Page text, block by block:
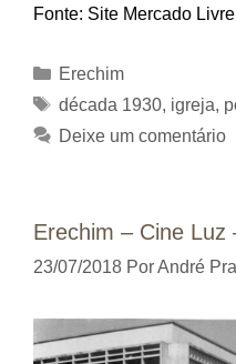
Fonte: Site Mercado Livre
Categorias
Erechim
Tags
década 1930, igreja,
Deixe um comentário
Erechim – Cine Luz
23/07/2018 PorAndré